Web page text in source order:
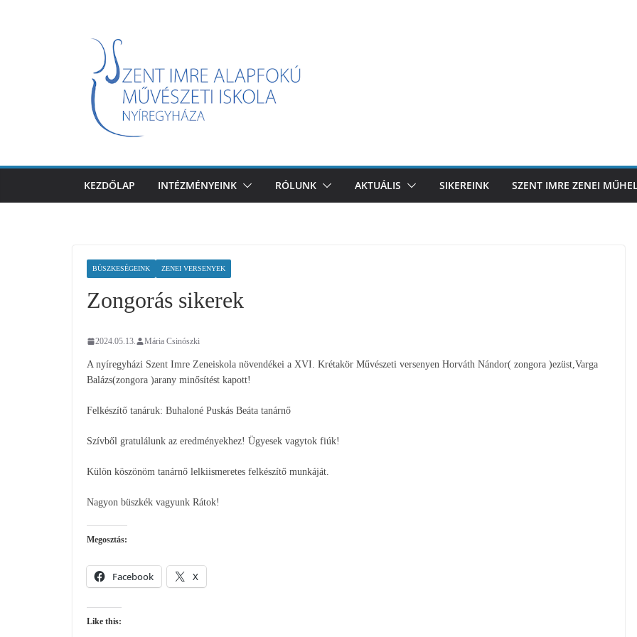
KEZDŐLAP INTÉZMÉNYEINK RÓLUNK AKTUÁLIS SIKEREINK SZENT IMRE ZENEI
BÜSZKESÉGEINK ZENEI VERSENYEK
Zongorás sikerek
2024.05.13. Mária Csinószki
A nyíregyházi Szent Imre Zeneiskola növendékei a XVI. Krétakör Művészeti versenyen Horváth Nándor( zongora )ezüst,Varga
Balázs(zongora )arany minősítést kapott!
Felkészítő tanáruk: Buhaloné Puskás Beáta tanárnő
Szívből gratulálunk az eredményekhez! Ügyesek vagytok fiúk!
Külön köszönöm tanárnő lelkiismeretes felkészítő munkáját.
Nagyon büszkék vagyunk Rátok!
Megosztás:
Facebook X
Like this: